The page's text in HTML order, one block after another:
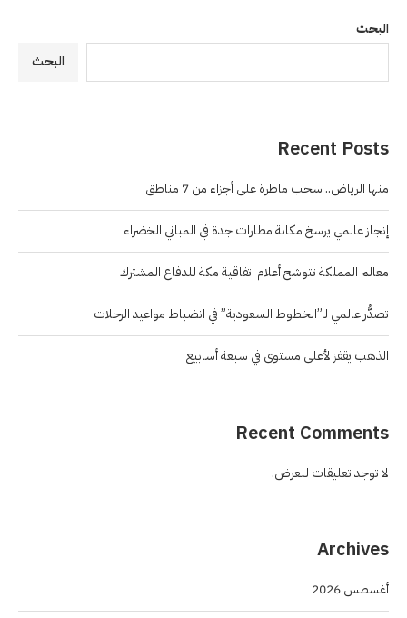
البحث
البحث
Recent Posts
منها الرياض.. سحب ماطرة على أجزاء من 7 مناطق
إنجاز عالمي يرسخ مكانة مطارات جدة في المباني الخضراء
معالم المملكة تتوشح أعلام اتفاقية مكة للدفاع المشترك
تصدُّر عالمي لـ”الخطوط السعودية” في انضباط مواعيد الرحلات
الذهب يقفز لأعلى مستوى في سبعة أسابيع
Recent Comments
لا توجد تعليقات للعرض.
Archives
أغسطس 2026